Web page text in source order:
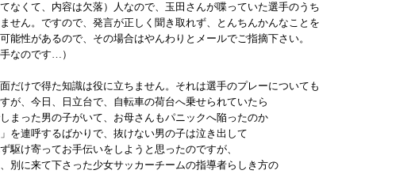
なくて、内容は欠落）人なので、玉田さんが喋っていた選手のうち
せん。ですので、発言が正しく聞き取れず、とんちんかんなことを
能性があるので、その場合はやんわりとメールでご指摘下さい。
なのです…）
だけで得た知識は役に立ちません。それは選手のプレーについても
が、今日、日立台で、自転車の荷台へ乗せられていたら
まった男の子がいて、お母さんもパニックへ陥ったのか
を連呼するばかりで、抜けない男の子は泣き出して
駆け寄ってお手伝いをしようと思ったのですが、
別に来て下さった少女サッカーチームの指導者らしき方の